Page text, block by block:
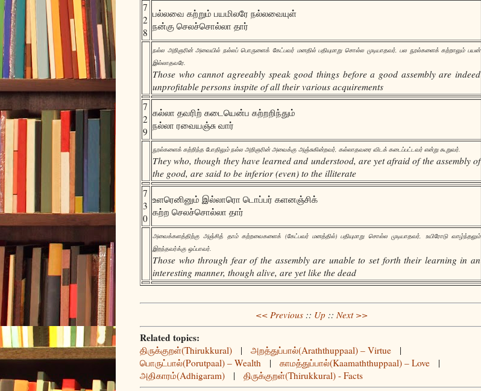
7
2
8
பல்லவை கற்றும் பயமிலரே நல்லவையுள்
நன்கு செலச்சொல்லா தார்
நல்ல அறிஞரின் அவையில் நல்லப் பொருளைக் கேட்பவர் மனதில் பதியுமாறு சொல்ல முடியாதவர், பல நூல்களைக் கற்றாலும் பயன்
இல்லாதவரே.
Those who cannot agreeably speak good things before a good assembly are indeed
unprofitable persons inspite of all their various acquirements
7
2
9
கல்லா தவரிற் கடையென்ப கற்றறிந்தும்
நல்லா ரவையஞ்சு வார்
நூல்களைக் கற்றிந்த போதிலும் நல்ல அறிஞரின் அவைக்கு அஞ்சுகின்றவர், கல்லாதவரை விடக் கடைப்பட்டவர் என்று கூறுவர்.
They who, though they have learned and understood, are yet afraid of the assembly of
the good, are said to be inferior (even) to the illiterate
7
3
0
உளரெனினும் இல்லாரொ டொப்பர் களனஞ்சிக்
கற்ற செலச்சொல்லா தார்
அவைக்களத்திற்கு அஞ்சித் தாம் கற்றவைகளைக் (கேட்பவர் மனத்தில்) பதியுமாறு சொல்ல முடியாதவர், உயிரோடு வாழ்ந்தலும்
இறந்தவர்க்கு ஒப்பாவர்.
Those who through fear of the assembly are unable to set forth their learning in an
interesting manner, though alive, are yet like the dead
<< Previous :: Up :: Next >>
Related topics:
திருக்குறள்(Thirukkural) | அறத்துப்பால்(Araththuppaal) – Virtue |
பொருட்பால்(Porutpaal) – Wealth | காமத்துப்பால்(Kaamaththuppaal) – Love |
அதிகாரம்(Adhigaram) | திருக்குறள்(Thirukkural) - Facts